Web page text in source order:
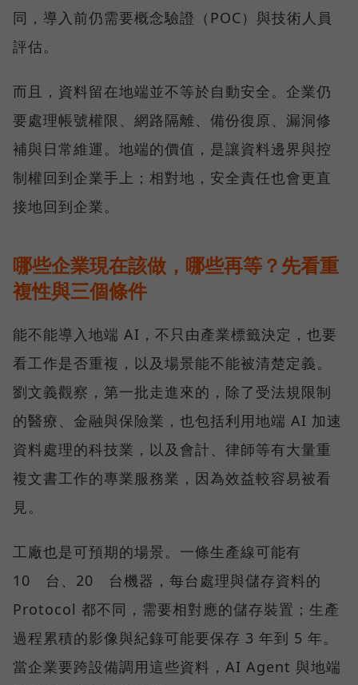
同，導入前仍需要概念驗證（POC）與技術人員
評估。
而且，資料留在地端並不等於自動安全。企業仍
要處理帳號權限、網路隔離、備份復原、漏洞修
補與日常維運。地端的價值，是讓資料邊界與控
制權回到企業手上；相對地，安全責任也會更直
接地回到企業。
哪些企業現在該做，哪些再等？先看重
複性與三個條件
能不能導入地端 AI，不只由產業標籤決定，也要
看工作是否重複，以及場景能不能被清楚定義。
劉文義觀察，第一批走進來的，除了受法規限制
的醫療、金融與保險業，也包括利用地端 AI 加速
資料處理的科技業，以及會計、律師等有大量重
複文書工作的專業服務業，因為效益較容易被看
見。
工廠也是可預期的場景。一條生產線可能有
10 台、20 台機器，每台處理與儲存資料的
Protocol 都不同，需要相對應的儲存裝置；生產
過程累積的影像與紀錄可能要保存 3 年到 5 年。
當企業要跨設備調用這些資料，AI Agent 與地端